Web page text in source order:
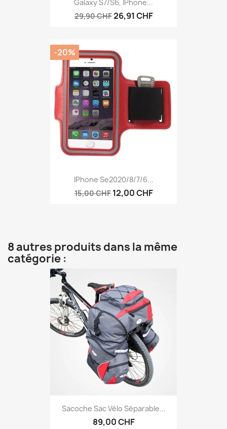
Galaxy S7/S6, IPhone...
29,90 CHF26,91 CHF
IPhone Se2020/8/7/6...
15,00 CHF 12,00 CHF
-20%
8 autres produits dans la même
catégorie :
Sacoche Sac Vélo Séparable...
89,00 CHF